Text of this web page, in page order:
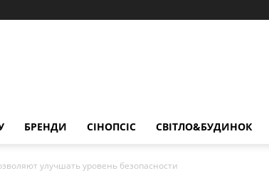
БРЕНДИ СІНОПСІС СВІТЛО&БУДИНОК
улучшать уровень безопасности